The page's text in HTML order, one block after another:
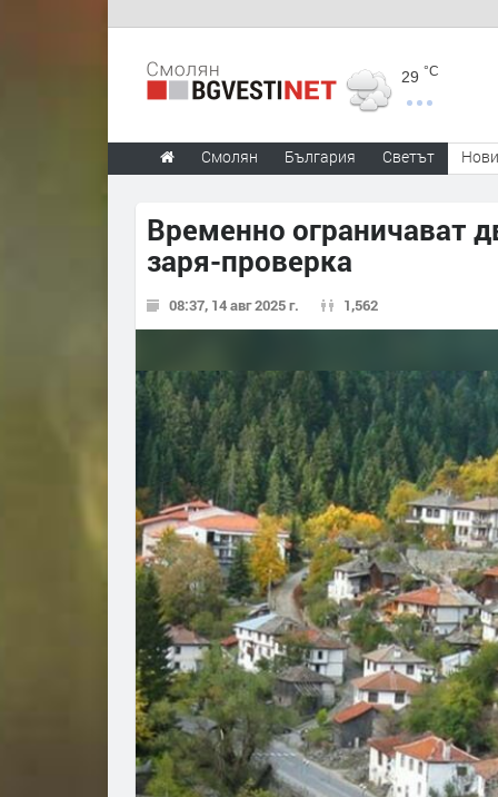
29 °C
Смолян България Светът
Временно ограничават
заря-проверка
08:37, 14 авг 2025 г. 1,562